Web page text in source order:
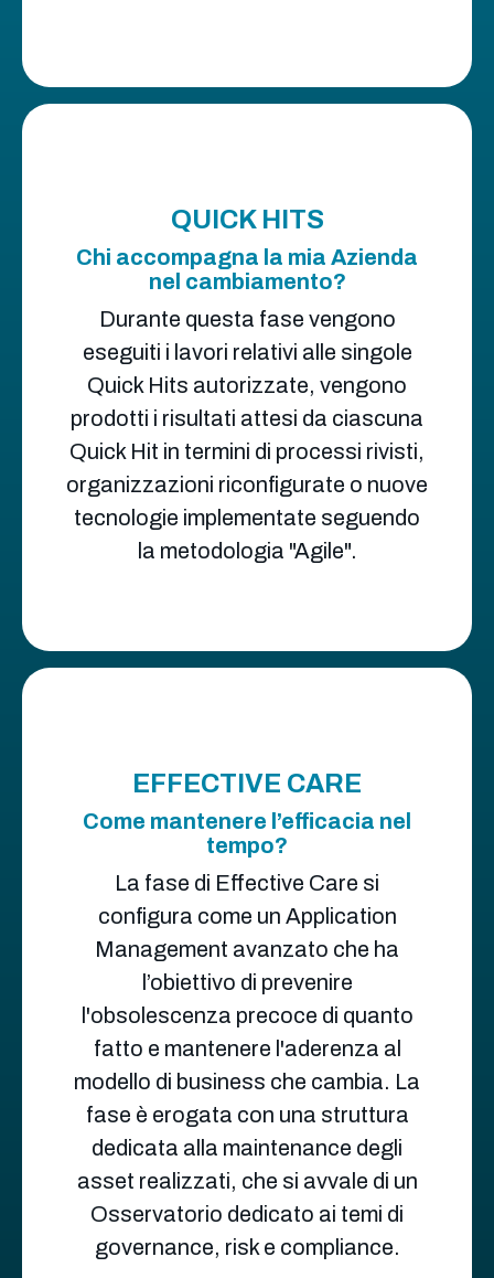
QUICK HITS
Chi accompagna la mia Azienda
nel cambiamento?
Durante questa fase vengono
eseguiti i lavori relativi alle singole
Quick Hits autorizzate, vengono
prodotti i risultati attesi da ciascuna
Quick Hit in termini di processi rivisti,
organizzazioni riconfigurate o nuove
tecnologie implementate seguendo
la metodologia "Agile".
EFFECTIVE CARE
Come mantenere l’efficacia nel
tempo?
La fase di Effective Care si
configura come un Application
Management avanzato che ha
l’obiettivo di prevenire
l'obsolescenza precoce di quanto
fatto e mantenere l'aderenza al
modello di business che cambia. La
fase è erogata con una struttura
dedicata alla maintenance degli
asset realizzati, che si avvale di un
Osservatorio dedicato ai temi di
governance, risk e compliance.